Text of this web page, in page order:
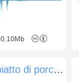
0.10Mb
Moneta che rotola su un piatto di porcellana